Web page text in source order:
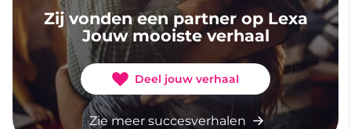
Zij vonden een partner op Lexa
Jouw mooiste verhaal
Deel jouw verhaal
Zie meer succesverhalen